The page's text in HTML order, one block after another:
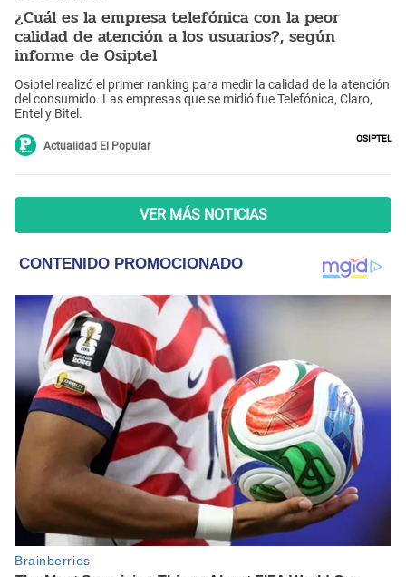
¿Cuál es la empresa telefónica con la peor
calidad de atención a los usuarios?, según
informe de Osiptel
Osiptel realizó el primer ranking para medir la calidad de la atención
del consumido. Las empresas que se midió fue Telefónica, Claro,
Entel y Bitel.
Actualidad El Popular
Osiptel
VER MÁS NOTICIAS